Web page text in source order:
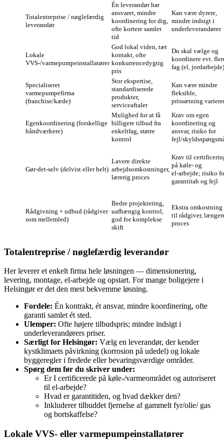
Totalentreprise / nøglefærdig
leverandør
Én leverandør har
ansvaret, mindre
koordinering for dig,
ofte kortere samlet
tid
Kan være dyrere,
mindre indsigt i
underleverandører
Lokale
VVS‑/varmepumpeinstallatører
God lokal viden, tæt
kontakt, ofte
konkurrencedygtig
pris
Du skal vælge og
koordinere evt.
fag (el, jordarbejde)
Specialiseret
varmepumpefirma
(franchise/kæde)
Stor ekspertise,
standardiserede
produkter,
serviceaftaler
Kan være mindre
fleksible,
prissætning
Egenkoordinering (forskellige
håndværkere)
Mulighed for at få
billigere tilbud fra
enkeltfag, større
kontrol
Krav om egen
koordinering og
ansvar, risiko for
fejl/
Gør‑det‑selv (delvist eller helt)
Lavere direkte
arbejdsomkostninger,
lærerig proces
Krav til
på køle- og
el‑arbejde; risiko
garantitab og fejl
Rådgivning + udbud (rådgiver
som mellemled)
Bedre projektering,
uafhængig kontrol,
god for komplekse
skift
Ekstra omkostning
til rådgiver,
proces
Totalentreprise / nøglefærdig leverandør
Her leverer et enkelt firma hele løsningen — dimensionering,
levering, montage, el‑arbejde og opstart. For mange boligejere i
Helsingør er det den mest bekvemme løsning.
Fordele: Én kontrakt, ét ansvar, mindre koordinering, ofte
garanti samlet ét sted.
Ulemper: Ofte højere tilbudspris; mindre indsigt i
underleverandørers priser.
Særligt for Helsingør: Vælg en leverandør, der kender
kystklimaets påvirkning (korrosion på udedel) og lokale
byggeregler i fredede eller bevaringsværdige områder.
Spørg dem før du skriver under:
Er I certificerede på køle-/varmeområdet og autoriseret
til el‑arbejde?
Hvad er garantitiden, og hvad dækker den?
Inkluderer tilbuddet fjernelse af gammelt fyr/olie/ gas
og bortskaffelse?
Lokale VVS‑ eller varmepumpeinstallatører